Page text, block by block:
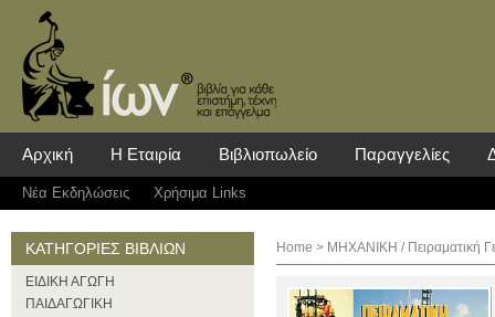
Αρχική Η Εταιρία Βιβλιοπωλείο Παραγγελίες
Νέα Eκδηλώσεις Χρήσιμα Links
ΚΑΤΗΓΟΡΙΕΣ ΒΙΒΛΙΩΝ
ΕΙΔΙΚΗ ΑΓΩΓΗ
ΠΑΙΔΑΓΩΓΙΚΗ
Home > ΜΗΧΑΝΙΚΗ / Πειραματική